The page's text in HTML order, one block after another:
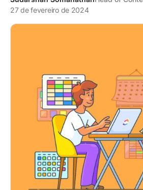
27 de fevereiro de 2024